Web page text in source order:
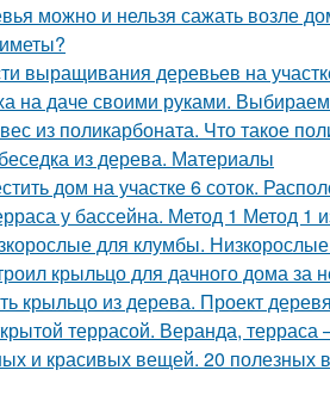
можно и нельзя сажать возле
выращивания деревьев на
на даче своими руками.
из поликарбоната. Что такое
из дерева. Материалы
дом на участке 6 соток.
у бассейна. Метод 1 Метод 1
для клумбы.
крыльцо для дачного дома за
крыльцо из дерева. Проект
террасой. Веранда, терраса
и красивых вещей. 20 полезных